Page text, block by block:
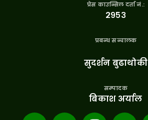
प्रेस काउन्सिल दर्ता नं.:
२९५३
प्रबन्ध सन्चालक
सुदर्शन बुढाथोकी
सम्पादक
बिकाश अर्याल